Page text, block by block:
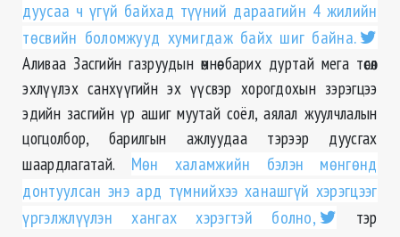
дуусаа ч үгүй байхад түүний дараагийн 4 жилийн
төсвийн боломжууд хумигдаж байх шиг байна.
Аливаа Засгийн газруудын өмнөө барих дуртай мега төсөл
эхлүүлэх санхүүгийн эх үүсвэр хорогдохын зэрэгцээ
эдийн засгийн үр ашиг муутай соёл, аялал жуулчлалын
цогцолбор, барилгын ажлуудаа тэрээр дуусгах
шаардлагатай. Мөн халамжийн бэлэн мөнгөнд
донтуулсан энэ ард түмнийхээ ханашгүй хэрэгцээг
үргэлжлүүлэн хангах хэрэгтэй болно,
тэр